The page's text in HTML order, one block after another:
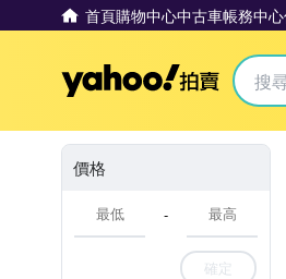
首頁購物中心中古車帳務中心
Yahoo
價格
-
確定